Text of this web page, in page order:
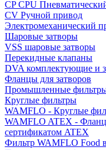
CP CPU
CV Ручной привод
Электромеханический
Шаровые затворы
VSS шаровые затворы
Перекидные клапаны
DVA комплектующие и
Фланцы для затворов
Промышленные
Круглые фильтры
WAMFLO - Круглые
WAMFLO ATEX -
сертификатом ATEX
Фильтр WAMFLO Food